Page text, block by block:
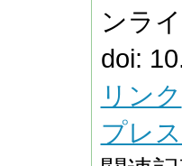
ンラ
doi:
リンク
プレ